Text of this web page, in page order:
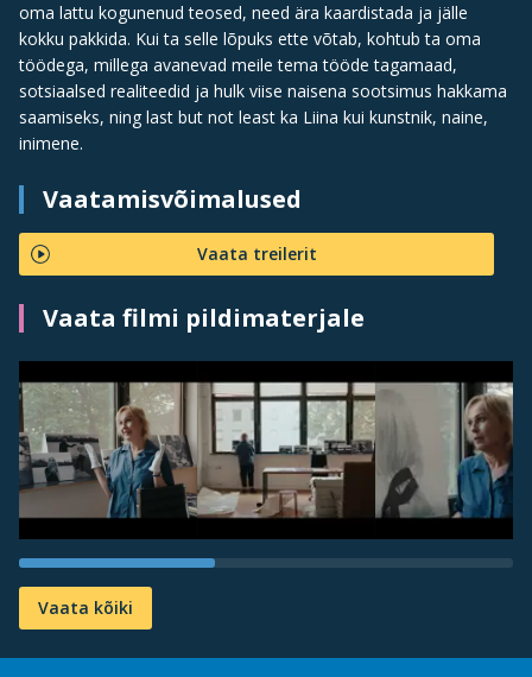
oma lattu kogunenud teosed, need ära kaardistada ja jälle
kokku pakkida. Kui ta selle lõpuks ette võtab, kohtub ta oma
töödega, millega avanevad meile tema tööde tagamaad,
sotsiaalsed realiteedid ja hulk viise naisena sootsimus hakkama
saamiseks, ning last but not least ka Liina kui kunstnik, naine,
inimene.
Vaatamisvõimalused
Vaata treilerit
Vaata filmi pildimaterjale
Vaata kõiki